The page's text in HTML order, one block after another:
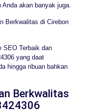
akan banyak juga.
Berkwalitas di Cirebon
SEO Terbaik dan
yang daat
hingga ribuan bahkan
Berkwalitas